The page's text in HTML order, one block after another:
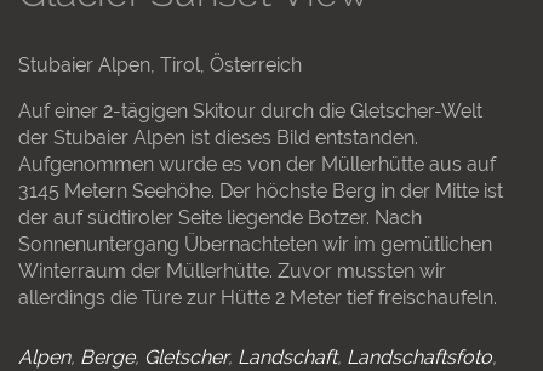
Stubaier Alpen, Tirol, Österreich
Auf einer 2-tägigen Skitour durch die Gletscher-Welt
der Stubaier Alpen ist dieses Bild entstanden.
Aufgenommen wurde es von der Müllerhütte aus auf
3145 Metern Seehöhe. Der höchste Berg in der Mitte ist
der auf südtiroler Seite liegende Botzer. Nach
Sonnenuntergang Übernachteten wir im gemütlichen
Winterraum der Müllerhütte. Zuvor mussten wir
allerdings die Türe zur Hütte 2 Meter tief freischaufeln.
Alpen Berge Gletscher Landschaft Landschaftsfoto